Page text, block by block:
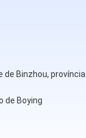
de Binzhou,
de Boying